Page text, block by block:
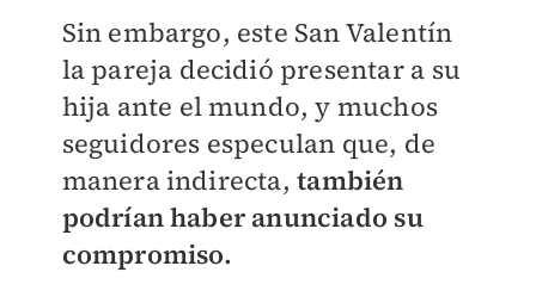
Sin embargo, este San Valentín
la pareja decidió presentar a su
hija ante el mundo, y muchos
seguidores especulan que, de
manera indirecta,también
podrían haber anunciado su
compromiso.